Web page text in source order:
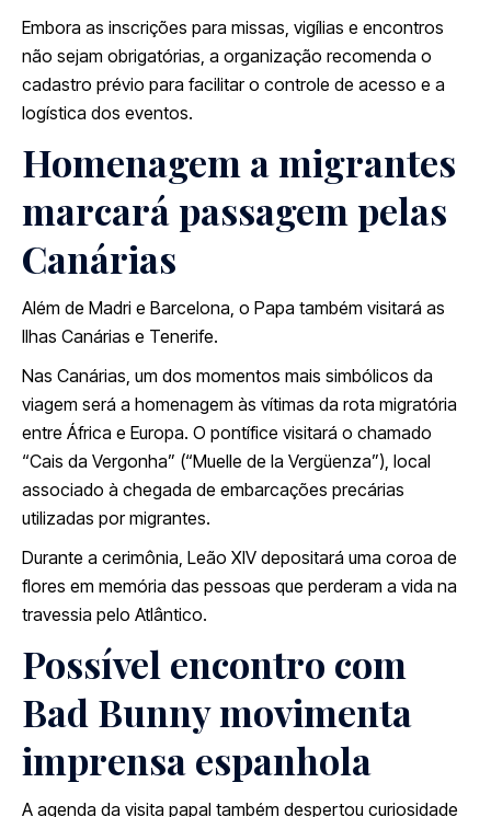
Embora as inscrições para missas, vigílias e encontros
não sejam obrigatórias, a organização recomenda o
cadastro prévio para facilitar o controle de acesso e a
logística dos eventos.
Homenagem a migrantes
marcará passagem pelas
Canárias
Além de Madri e Barcelona, o Papa também visitará as
Ilhas Canárias e Tenerife.
Nas Canárias, um dos momentos mais simbólicos da
viagem será a homenagem às vítimas da rota migratória
entre África e Europa. O pontífice visitará o chamado
“Cais da Vergonha” (“Muelle de la Vergüenza”), local
associado à chegada de embarcações precárias
utilizadas por migrantes.
Durante a cerimônia, Leão XIV depositará uma coroa de
flores em memória das pessoas que perderam a vida na
travessia pelo Atlântico.
Possível encontro com
Bad Bunny movimenta
imprensa espanhola
A agenda da visita papal também despertou curiosidade